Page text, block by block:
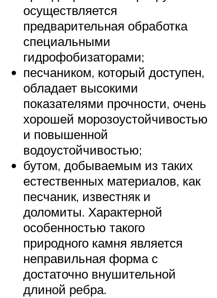
осуществляется
предварительная обработка
специальными
гидрофобизаторами;
песчаником, который доступен,
обладает высокими
показателями прочности, очень
хорошей морозоустойчивостью
и повышенной
водоустойчивостью;
бутом, добываемым из таких
естественных материалов, как
песчаник, известняк и
доломиты. Характерной
особенностью такого
природного камня является
неправильная форма с
достаточно внушительной
длиной ребра.